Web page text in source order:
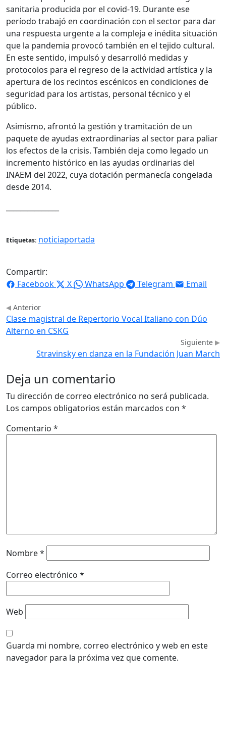
sanitaria producida por el covid-19. Durante ese
período trabajó en coordinación con el sector para dar
una respuesta urgente a la compleja e inédita situación
que la pandemia provocó también en el tejido cultural.
En este sentido, impulsó y desarrolló medidas y
protocolos para el regreso de la actividad artística y la
apertura de los recintos escénicos en condiciones de
seguridad para los artistas, personal técnico y el
público.
Asimismo, afrontó la gestión y tramitación de un
paquete de ayudas extraordinarias al sector para paliar
los efectos de la crisis. También deja como legado un
incremento histórico en las ayudas ordinarias del
INAEM del 2022, cuya dotación permanecía congelada
desde 2014.
Etiquetas: noticiaportada
Compartir:
Facebook
X WhatsApp Telegram Email
Anterior
Clase magistral de Repertorio Vocal Italiano con Dúo
Alterno en CSKG
Siguiente
Stravinsky en danza en la Fundación Juan March
Deja un comentario
Tu dirección de correo electrónico no será publicada.
Los campos obligatorios están marcados con *
Comentario *
Nombre*
Correo electrónico *
Web
Guarda mi nombre, correo electrónico y web en este
navegador para la próxima vez que comente.